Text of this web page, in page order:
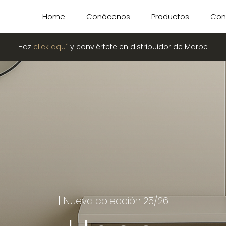
Home Conócenos Productos
Haz click aquí y conviértete en distribuidor de Marpe
| Nueva colección 25/26